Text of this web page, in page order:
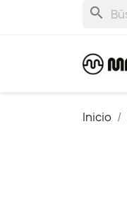
search
Inicio